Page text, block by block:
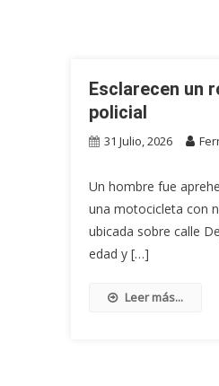
Esclarecen un
policial
31 Julio, 2026
Un hombre fue
una motocicleta con
ubicada sobre calle
edad y […]
Leer más...